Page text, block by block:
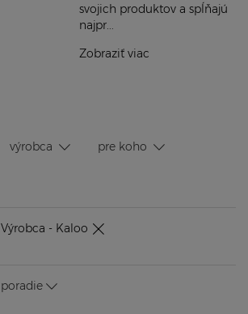
svojich produktov a spĺňajú
najpr...
Zobraziť viac
Výrobca - Kaloo
poradie